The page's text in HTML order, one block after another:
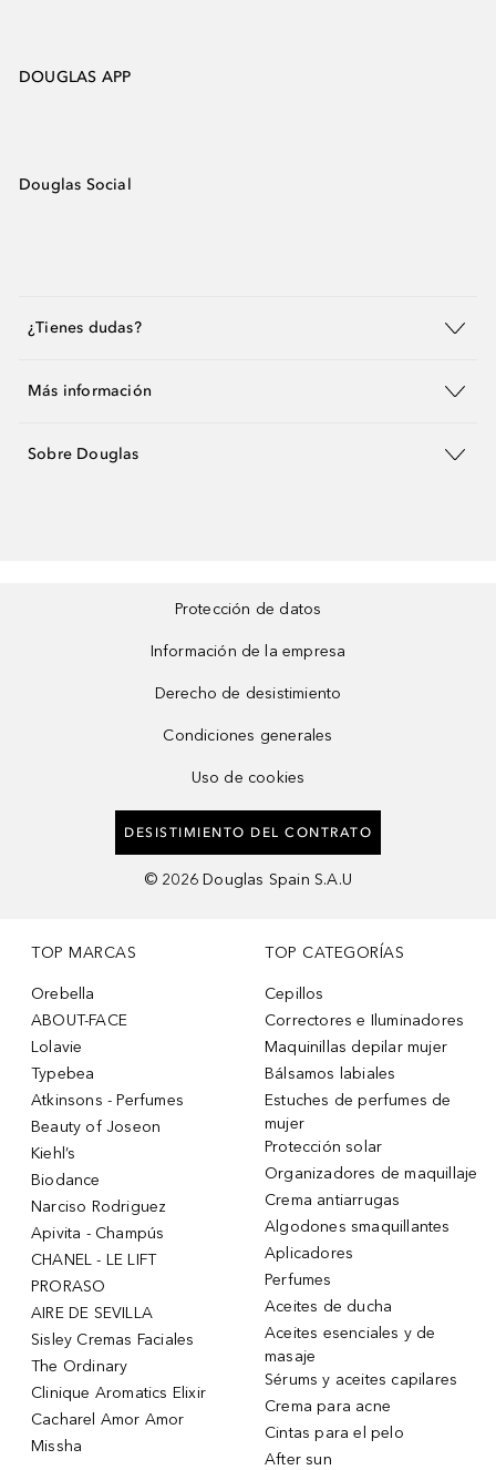
DOUGLAS APP
Douglas Social
¿Tienes dudas?
Más información
Sobre Douglas
Protección de datos
Información de la empresa
Derecho de desistimiento
Condiciones generales
Uso de cookies
DESISTIMIENTO DEL CONTRATO
© 2026 Douglas Spain S.A.U
TOP MARCAS
Orebella
ABOUT-FACE
Lolavie
Typebea
Atkinsons - Perfumes
Beauty of Joseon
Kiehl’s
Biodance
Narciso Rodriguez
Apivita - Champús
CHANEL - LE LIFT
PRORASO
AIRE DE SEVILLA
Sisley Cremas Faciales
The Ordinary
Clinique Aromatics Elixir
Cacharel Amor Amor
Missha
TOP CATEGORÍAS
Cepillos
Correctores e Iluminadores
Maquinillas depilar mujer
Bálsamos labiales
Estuches de perfumes de
mujer
Protección solar
Organizadores de maquillaje
Crema antiarrugas
Algodones smaquillantes
Aplicadores
Perfumes
Aceites de ducha
Aceites esenciales y de
masaje
Sérums y aceites capilares
Crema para acne
Cintas para el pelo
After sun